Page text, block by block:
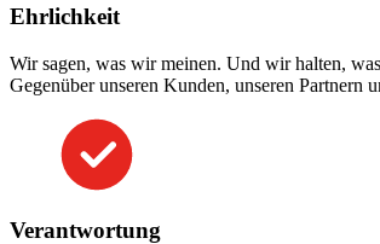
Ehrlichkeit
Wir sagen, was wir meinen. Und wir halten,
Gegenüber unseren Kunden, unseren Partnern
Verantwortung